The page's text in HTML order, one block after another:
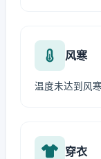
风寒
温度未达到风
穿衣